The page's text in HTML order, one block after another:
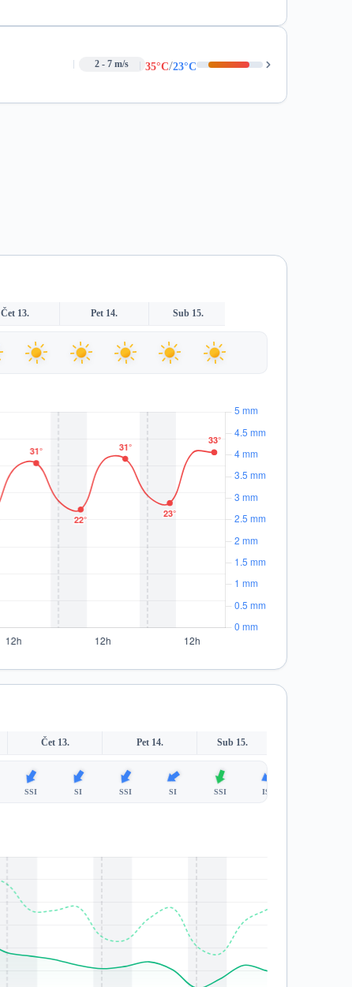
2 - 7 m/s 35°C/23°C
Čet 13. Pet 14. Sub 15.
Čet 13. Pet 14. Sub 15.
SSI SI SSI SI SSI ISI